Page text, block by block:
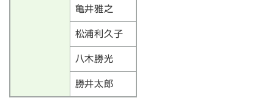
亀井雅之
松浦利久子
八木勝光
勝井太郎